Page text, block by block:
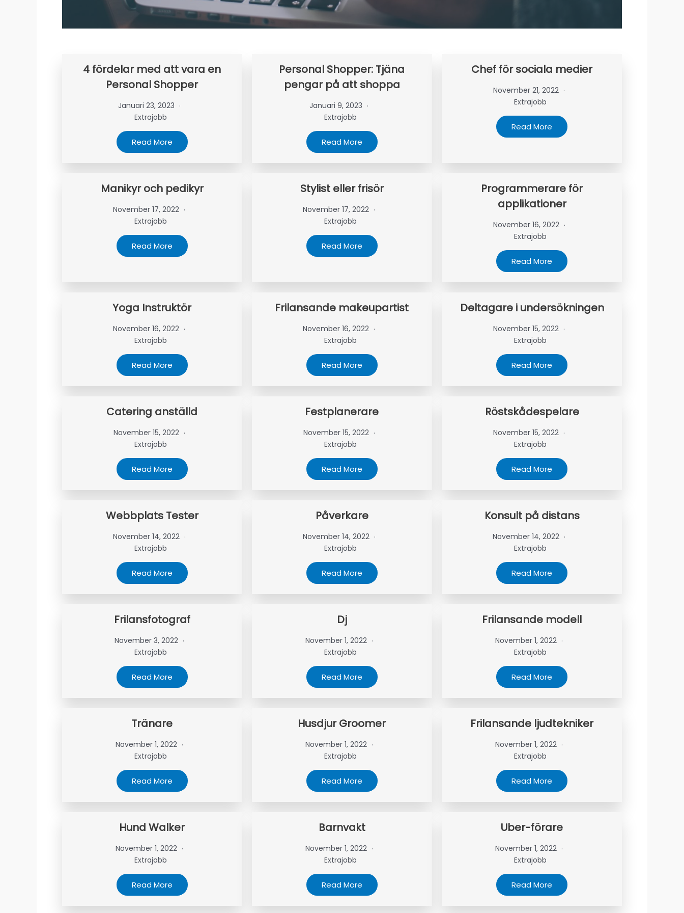
4 fördelar med att vara en
Personal Shopper
Januari 23, 2023
Extrajobb
Read More
Personal Shopper: Tjäna
pengar på att shoppa
Januari 9, 2023
Extrajobb
Read More
Chef för sociala medier
November 21, 2022
Extrajobb
Read More
Manikyr och pedikyr
November 17, 2022
Extrajobb
Read More
Stylist eller frisör
November 17, 2022
Extrajobb
Read More
Programmerare för
applikationer
November 16, 2022
Extrajobb
Read More
Yoga Instruktör
November 16, 2022
Extrajobb
Read More
Frilansande makeupartist
November 16, 2022
Extrajobb
Read More
Deltagare i undersökningen
November 15, 2022
Extrajobb
Read More
Catering anställd
November 15, 2022
Extrajobb
Read More
Festplanerare
November 15, 2022
Extrajobb
Read More
Röstskådespelare
November 15, 2022
Extrajobb
Read More
Webbplats Tester
November 14, 2022
Extrajobb
Read More
Påverkare
November 14, 2022
Extrajobb
Read More
Konsult på distans
November 14, 2022
Extrajobb
Read More
Frilansfotograf
November 3, 2022
Extrajobb
Read More
Dj
November 1, 2022
Extrajobb
Read More
Frilansande modell
November 1, 2022
Extrajobb
Read More
Tränare
November 1, 2022
Extrajobb
Read More
Husdjur Groomer
November 1, 2022
Extrajobb
Read More
Frilansande ljudtekniker
November 1, 2022
Extrajobb
Read More
Hund Walker
November 1, 2022
Extrajobb
Read More
Barnvakt
November 1, 2022
Extrajobb
Read More
Uber-förare
November 1, 2022
Extrajobb
Read More